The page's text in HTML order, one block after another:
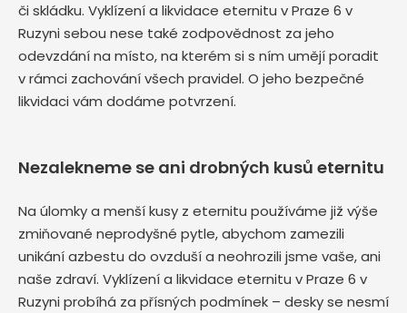
či skládku. Vyklízení a likvidace eternitu v Praze 6 v
Ruzyni sebou nese také zodpovědnost za jeho
odevzdání na místo, na kterém si s ním umějí poradit
v rámci zachování všech pravidel. O jeho bezpečné
likvidaci vám dodáme potvrzení.
Nezalekneme se ani drobných kusů eternitu
Na úlomky a menší kusy z eternitu používáme již výše
zmiňované neprodyšné pytle, abychom zamezili
unikání azbestu do ovzduší a neohrozili jsme vaše, ani
naše zdraví. Vyklízení a likvidace eternitu v Praze 6 v
Ruzyni probíhá za přísných podmínek – desky se nesmí